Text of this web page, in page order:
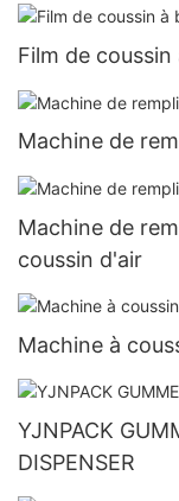
Film de coussin
Machine de
Machine de
coussin d'air
Machine à
YJNPACK
DISPENSER